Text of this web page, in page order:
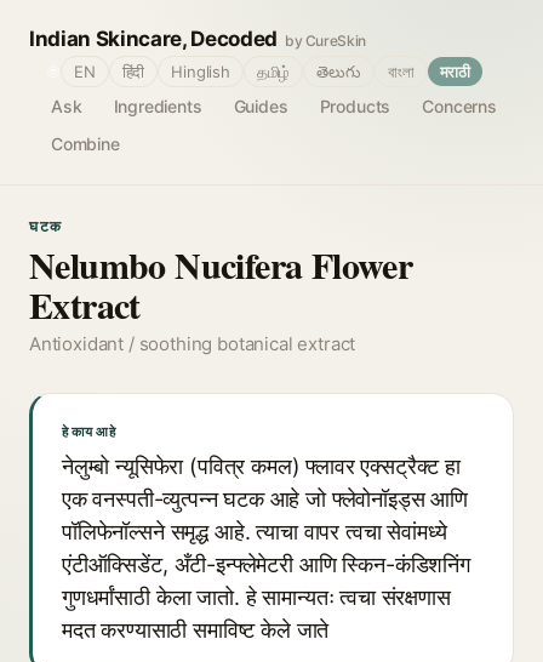
Indian Skincare, Decoded by CureSkin
Ask Ingredients Guides Products
Concerns
Combine
EN हिंदी Hinglish தமிழ் తెలుగు বাংলা मराठी
घटक
Nelumbo Nucifera Flower
Extract
Antioxidant / soothing botanical extract
हे काय आहे
नेलुम्बो न्यूसिफेरा (पवित्र कमल) फ्लावर एक्सट्रैक्ट हा
एक वनस्पती-व्युत्पन्न घटक आहे जो फ्लेवोनॉइड्स आणि
पॉलिफेनॉल्सने समृद्ध आहे. त्याचा वापर त्वचा सेवांमध्ये
एंटीऑक्सिडेंट, अँटी-इन्फ्लेमेटरी आणि स्किन-कंडिशनिंग
गुणधर्मांसाठी केला जातो. हे सामान्यतः त्वचा संरक्षणास
मदत करण्यासाठी समाविष्ट केले जाते